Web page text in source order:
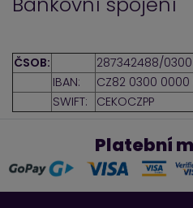
ČSOB:
287342488/0300
IBAN:
CZ82 0300
SWIFT:
CEKOCZPP
Platební